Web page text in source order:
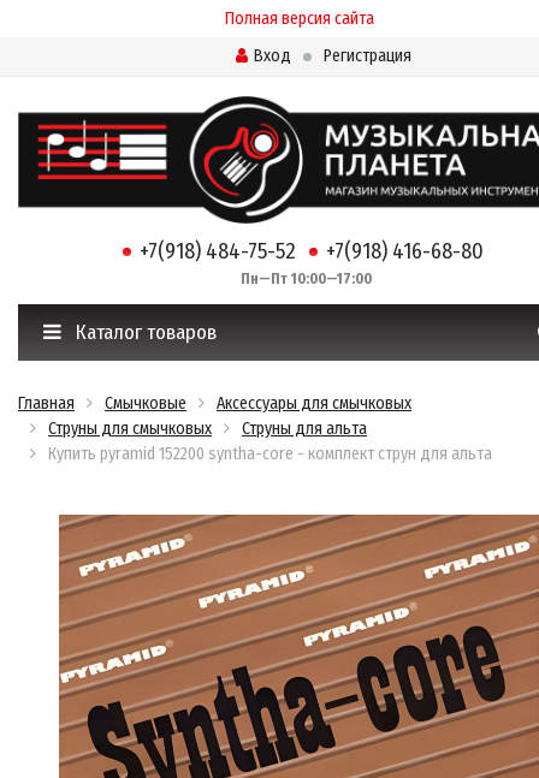
Полная версия сайта
Вход
Регистрация
+7(918) 484-75-52 +7(918) 416-68-80
Пн—Пт 10:00—17:00
Каталог товаров
Главная Смычковые
Аксессуары для смычковых
Струны для смычковых
Струны для альта
Купить pyramid 152200 syntha-core - комплект струн для альта